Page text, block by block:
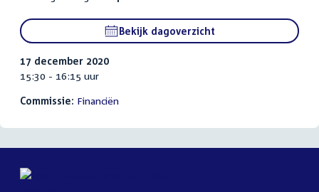
Bekijk dagoverzicht
17 december 2020
15:30 - 16:15 uur
Commissie: Financiën